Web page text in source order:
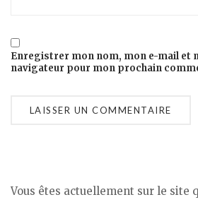
Enregistrer mon nom, mon e-mail et
navigateur pour mon prochain
Vous êtes actuellement sur le site